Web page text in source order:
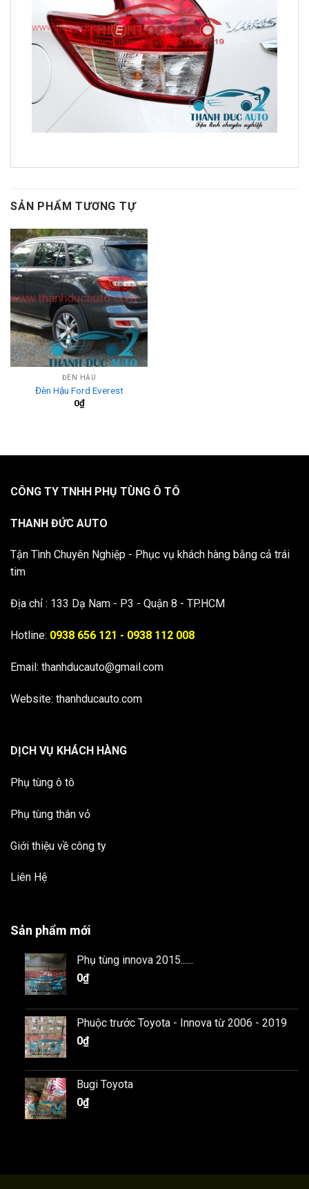
SẢN PHẨM TƯƠNG TỰ
ĐÈN HẬU
Đèn Hậu Ford Everest
0₫
CÔNG TY TNHH PHỤ TÙNG Ô TÔ
THANH ĐỨC AUTO
Tận Tình Chuyên Nghiệp - Phục vụ khách hàng bằng cả trái
tim
Địa chỉ : 133 Dạ Nam - P3 - Quận 8 - TP.HCM
Hotline: 0938 656 121 - 0938 112 008
Email: thanhducauto@gmail.com
Website: thanhducauto.com
DỊCH VỤ KHÁCH HÀNG
Phụ tùng ô tô
Phụ tùng thân vỏ
Giới thiệu về công ty
Liên Hệ
Sản phẩm mới
Phụ tùng innova 2015......
0₫
Phuộc trước Toyota - Innova từ 2006 - 2019
0₫
Bugi Toyota
0₫